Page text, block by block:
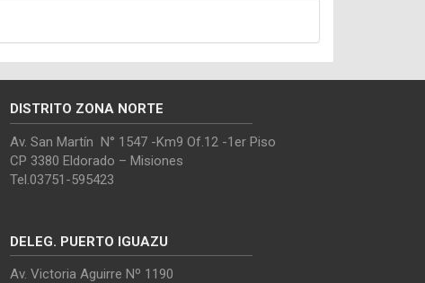
DISTRITO ZONA NORTE
Av. San Martín N° 1547 -Km9 Of.12 -1er Piso
CP 3380 Eldorado – Misiones
Tel.03751-595423
DELEG. PUERTO IGUAZU
Av. Victoria Aguirre Nº 1190